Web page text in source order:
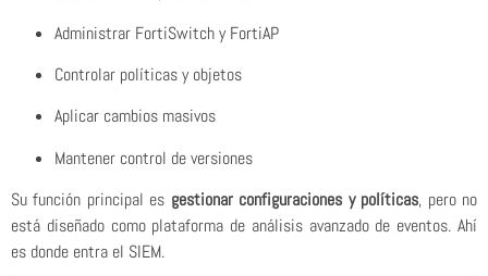
Administrar FortiSwitch y FortiAP
Controlar políticas y objetos
Aplicar cambios masivos
Mantener control de versiones
Su función principal es gestionar configuraciones y políticas, pero no
está diseñado como plataforma de análisis avanzado de eventos. Ahí
es donde entra el SIEM.